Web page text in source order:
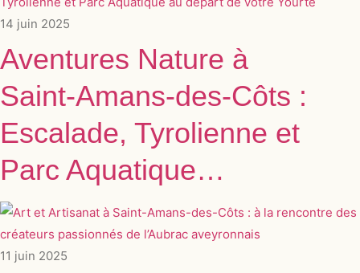
14 juin 2025
Aventures Nature à
Saint‑Amans‑des‑Côts :
Escalade, Tyrolienne et
Parc Aquatique…
11 juin 2025